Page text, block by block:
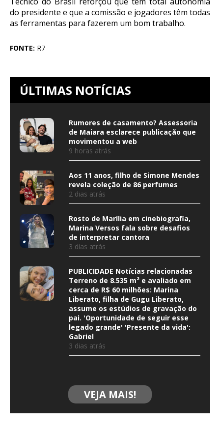
do presidente e que a comissão e jogadores têm todas
as ferramentas para fazerem um bom trabalho.
FONTE: R7
ÚLTIMAS NOTÍCIAS
Rumores de casamento? Assessoria
de Maiara esclarece publicação que
movimentou a web
9 horas atrás
Aos 11 anos, filho de Simone Mendes
revela coleção de 86 perfumes
2 dias atrás
Rosto de Marília em cinebiografia,
Marina Versos fala sobre desafios
de interpretar cantora
3 dias atrás
PUBLICIDADE Notícias relacionadas
Terreno de 8.535 m² e avaliado em
cerca de R$ 60 milhões: Marina
Liberato, filha de Gugu Liberato,
assume os estúdios de gravação do
pai. 'Oportunidade de seguir esse
legado grande' 'Presente da vida':
Gabriel
3 dias atrás
VEJA MAIS!